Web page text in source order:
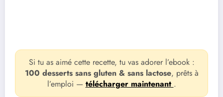
Si tu as aimé cette recette, tu vas adorer l’ebook :
100 desserts sans gluten & sans lactose, prêts à
l’emploi — télécharger maintenant .